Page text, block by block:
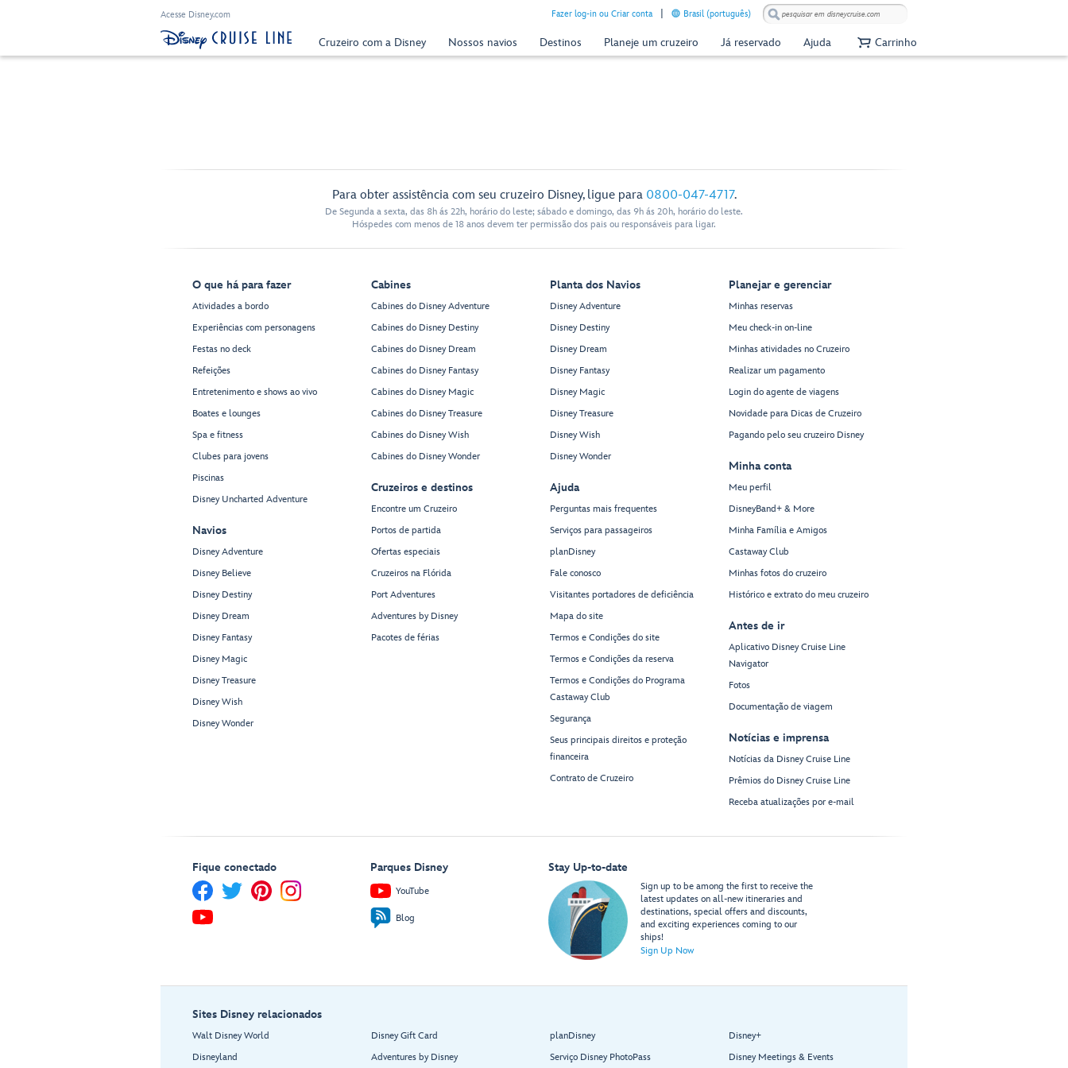
Acesse Disney.com Fazer log-in ou Criar conta Brasil (português)
Cruzeiro com a Disney Nossos navios Destinos Planeje um cruzeiro Já reservado Ajuda Carrinho
Para obter assistência com seu cruzeiro Disney, ligue para 0800-047-4717.
De Segunda a sexta, das 8h ás 22h, horário do leste; sábado e domingo, das 9h ás 20h, horário do leste.
Hóspedes com menos de 18 anos devem ter permissão dos pais ou responsáveis para ligar.
O que há para fazer
Atividades a bordo
Experiências com personagens
Festas no deck
Refeições
Entretenimento e shows ao vivo
Boates e lounges
Spa e fitness
Clubes para jovens
Piscinas
Disney Uncharted Adventure
Navios
Disney Adventure
Disney Believe
Disney Destiny
Disney Dream
Disney Fantasy
Disney Magic
Disney Treasure
Disney Wish
Disney Wonder
Cabines
Cabines do Disney Adventure
Cabines do Disney Destiny
Cabines do Disney Dream
Cabines do Disney Fantasy
Cabines do Disney Magic
Cabines do Disney Treasure
Cabines do Disney Wish
Cabines do Disney Wonder
Cruzeiros e destinos
Encontre um Cruzeiro
Portos de partida
Ofertas especiais
Cruzeiros na Flórida
Port Adventures
Adventures by Disney
Pacotes de férias
Planta dos Navios
Disney Adventure
Disney Destiny
Disney Dream
Disney Fantasy
Disney Magic
Disney Treasure
Disney Wish
Disney Wonder
Ajuda
Perguntas mais frequentes
Serviços para passageiros
planDisney
Fale conosco
Visitantes portadores de deficiência
Mapa do site
Termos e Condições do site
Termos e Condições da reserva
Termos e Condições do Programa
Castaway Club
Segurança
Seus principais direitos e proteção
financeira
Contrato de Cruzeiro
Planejar e gerenciar
Minhas reservas
Meu check-in on-line
Minhas atividades no Cruzeiro
Realizar um pagamento
Login do agente de viagens
Novidade para Dicas de Cruzeiro
Pagando pelo seu cruzeiro Disney
Minha conta
Meu perfil
DisneyBand+ & More
Minha Família e Amigos
Castaway Club
Minhas fotos do cruzeiro
Histórico e extrato do meu cruzeiro
Antes de ir
Aplicativo Disney Cruise Line
Navigator
Fotos
Documentação de viagem
Notícias e imprensa
Notícias da Disney Cruise Line
Prêmios do Disney Cruise Line
Receba atualizações por e-mail
Fique conectado Parques Disney
YouTube
Blog
Stay Up-to-date
Sign up to be among the first to receive the
latest updates on all-new itineraries and
destinations, special offers and discounts,
and exciting experiences coming to our
ships!
Sign Up Now
Sites Disney relacionados
Walt Disney World
Disneyland
Disney Gift Card
Adventures by Disney
planDisney
Serviço Disney PhotoPass
Disney+
Disney Meetings & Events